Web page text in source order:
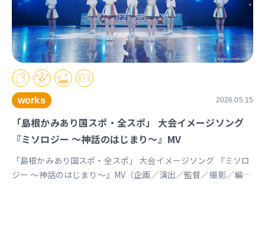
works 2026.05.15
「島根かみあり国スポ・全スポ」 大会イメージソング
『ミソロジー ～神話のはじまり～』MV
「島根かみあり国スポ・全スポ」 大会イメージソング 『ミソロ
ジー ～神話のはじまり～』MV（企画／演出／監督／撮影／編